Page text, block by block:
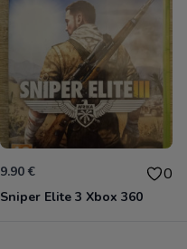
9.90 € 0
Sniper Elite 3 Xbox 360